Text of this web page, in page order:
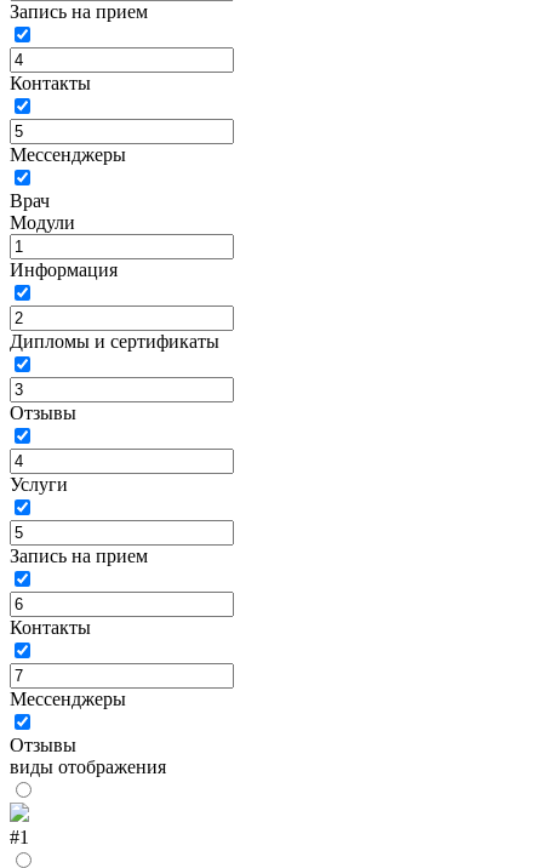
Запись на прием
Контакты
Мессенджеры
Врач
Модули
Информация
Дипломы и сертификаты
Отзывы
Услуги
Запись на прием
Контакты
Мессенджеры
Отзывы
виды отображения
#1